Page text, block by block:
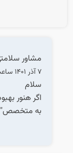
مشاور
7 آذر 1401 ساعت 13:50
سلام
اگر هنور
به متخصص"